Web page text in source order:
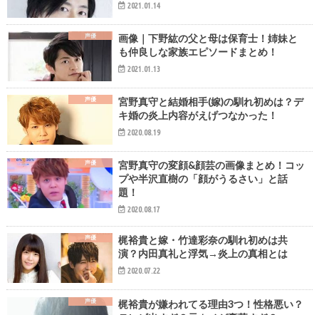
2021.01.14
声優
画像｜下野紘の父と母は保育士！姉妹と
も仲良しな家族エピソードまとめ！
2021.01.13
声優
宮野真守と結婚相手(嫁)の馴れ初めは？デ
キ婚の炎上内容がえげつなかった！
2020.08.19
声優
宮野真守の変顔&顔芸の画像まとめ！コッ
プや半沢直樹の「顔がうるさい」と話
題！
2020.08.17
声優
梶裕貴と嫁・竹達彩奈の馴れ初めは共
演？内田真礼と浮気→炎上の真相とは
2020.07.22
声優
梶裕貴が嫌われてる理由3つ！性格悪い？